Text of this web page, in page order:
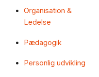
Organisation &
Ledelse
Pædagogik
Personlig udvikling